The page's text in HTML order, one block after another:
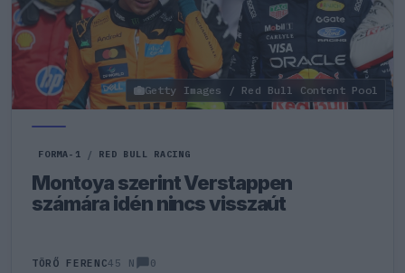
Getty Images / Red Bull Content Pool
FORMA-1 / RED BULL RACING
Montoya szerint Verstappen
számára idén nincs visszaút
TÖRŐ FERENC45 N 0